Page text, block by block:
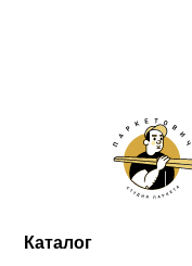
Каталог